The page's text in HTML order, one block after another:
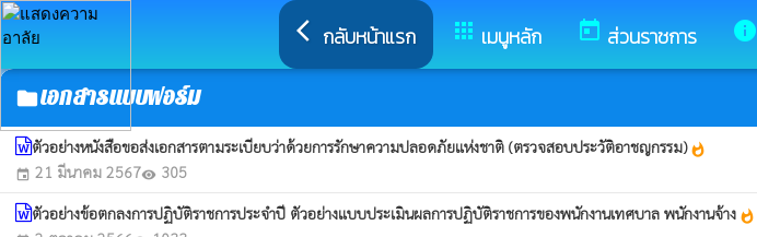
arrow_back_ios กลับหน้าแรก apps เมนูหลัก today ส่วนราชการ info
folderเอกสารแบบฟอร์ม
ตัวอย่างหนังสือขอส่งเอกสารตามระเบียบว่าด้วยการรักษาความปลอดภัยแห่งชาติ (ตรวจสอบประวัติอาชญกรรม)whatshot
event 21 มีนาคม 2567visibility 305
ตัวอย่างข้อตกลงการปฏิบัติราชการประจำปี ตัวอย่างแบบประเมินผลการปฏิบัติราชการของพนักงานเทศบาล พนักงานจ้าง whatshot